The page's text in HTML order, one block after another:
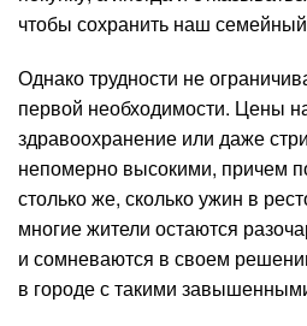
чтобы сохранить наш
Однако трудности не
первой необходимости. Цены
здравоохранение или даже
непомерно высокими, причем
столько же, сколько ужин в
многие жители остаются
и сомневаются в своем
в городе с такими